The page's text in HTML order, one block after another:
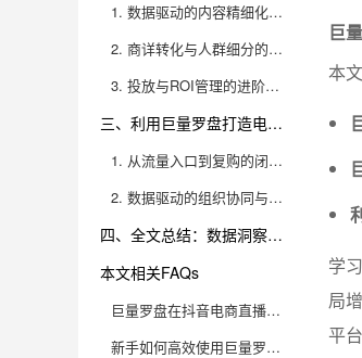
1. 数据驱动的内容精细化运营
2. 商详转化与人群细分的实战应用
3. 投放与ROI管理的进阶实操
三、利用巨量罗盘打造电商直播流量闭环，实现数据驱动的全链路优化
1. 从流量入口到复购的闭环路径设计
2. 数据驱动的组织协同与团队作战
四、全文总结：数据洞察驱动直播电商新格局
本文相关FAQs
巨量罗盘在抖音电商直播中，主要能提供哪些核心数据洞察？
新手如何高效使用巨量罗盘，快速找到提升抖音直播流量的关键指标？
巨
本
学
局
平